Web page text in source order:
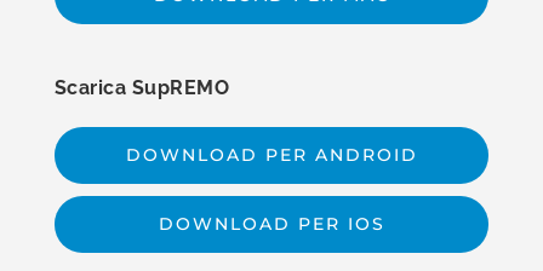
Scarica SupREMO
DOWNLOAD PER ANDROID
DOWNLOAD PER IOS